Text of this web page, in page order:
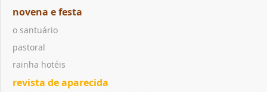
novena e festa
o santuário
pastoral
rainha hotéis
revista de aparecida